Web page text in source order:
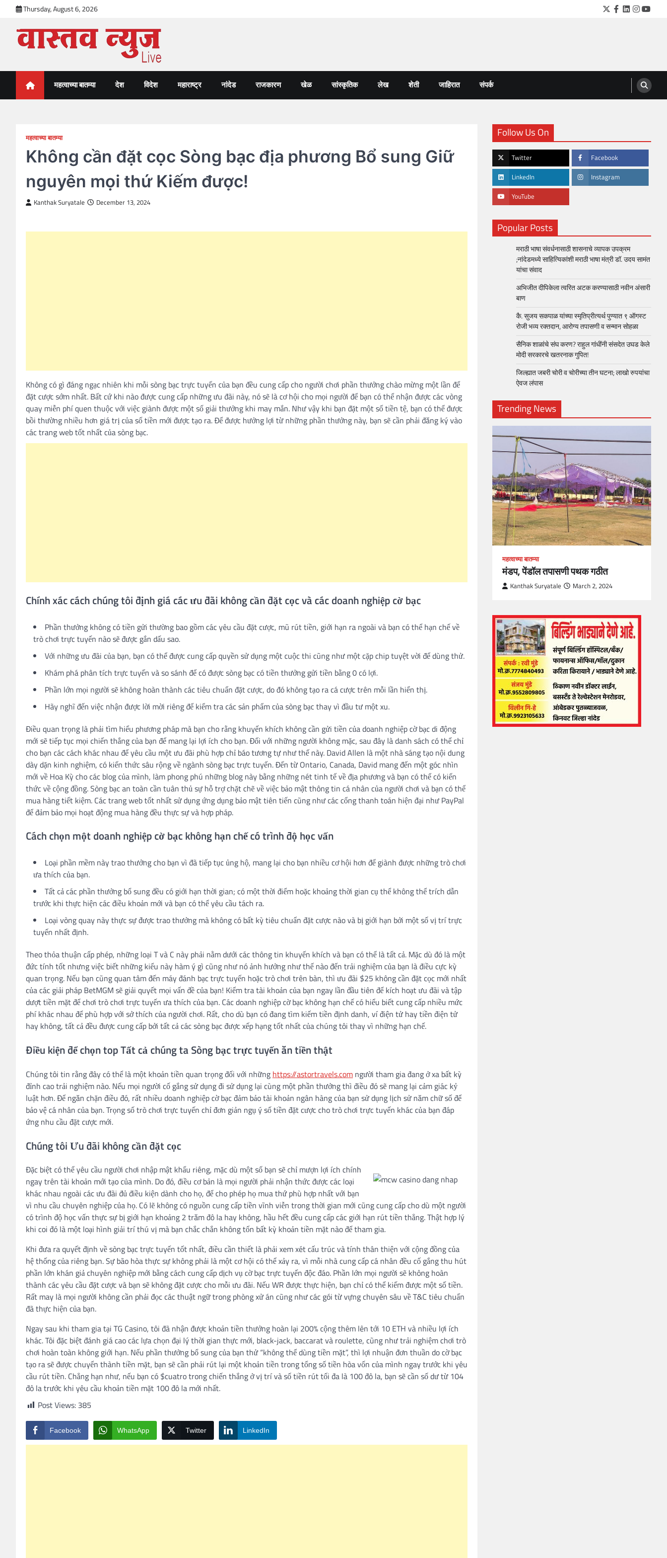
content
Thursday, August 6, 2026 Twitter
Facebook
LinkedIn
VastavNEWSLive.com
महत्वाच्या बातम्या देश विदेश महाराष्ट्र नांदेड राजकारण खेळ सांस्कृतिक लेख शेती जाहिरात संपर्क
महत्वाच्या बातम्या
Không cần đặt cọc Sòng bạc địa phương Bổ sung Giữ
nguyên mọi thứ Kiếm được!
Kanthak Suryatale December 13, 2024
Không có gì đáng ngạc nhiên khi mỗi sòng bạc trực tuyến của bạn đều cung cấp cho người chơi phần thưởng chào mừng một lần để
đặt cược sớm nhất. Bất cứ khi nào được cung cấp những ưu đãi này, nó sẽ là cơ hội cho mọi người để bạn có thể nhận được các vòng
quay miễn phí quen thuộc với việc giành được một số giải thưởng khi may mắn. Như vậy khi bạn đặt một số tiền tệ, bạn có thể được
bồi thường nhiều hơn giá trị của số tiền mới được tạo ra.Để được hưởng lợi từ những phần thưởng này, bạn sẽ cần phải đăng ký vào
các trang web tốt nhất của sòng bạc.
Chính xác cách chúng tôi định giá các ưu đãi không cần đặt cọc và các doanh nghiệp cờ bạc
Phần thưởng không có tiền gửi thường bao gồm các yêu cầu đặt cược, mũ rút tiền, giới hạn ra ngoài và bạn có thể hạn chế về
trò chơi trực tuyến nào sẽ được gắn dấu sao.
Với những ưu đãi của bạn, bạn có thể được cung cấp quyền sử dụng một cuộc thi cũng như một cặp chip tuyệt vời để dùng thử.
Khám phá phân tích trực tuyến và so sánh để có được sòng bạc có tiền thưởng gửi tiền bằng 0 có lợi.
Phần lớn mọi người sẽ không hoàn thành các tiêu chuẩn đặt cược, do đó không tạo ra cá cược trên mỗi lần hiển thị.
Hãy nghĩ đến việc nhận được lời mời riêng để kiểm tra các sản phẩm của sòng bạc thay vì đầu tư một xu.
Điều quan trọng là phải tìm hiểu phương pháp mà bạn cho rằng khuyến khích không cần gửi tiền của doanh nghiệp cờ bạc di động
mới sẽ tiếp tục mọi chiến thắng của bạn để mang lại lợi ích cho bạn. Đối với những người không mặc, sau đây là danh sách có thể chỉ
cho bạn các cách khác nhau để yêu cầu một ưu đãi phù hợp chỉ báo tương tự như thế này. David Allen là một nhà sáng tạo nội dung
dày dặn kinh nghiệm, có kiến ​​thức sâu rộng về ngành sòng bạc trực tuyến. Đến từ Ontario, Canada, David mang đến một góc nhìn
mới về Hoa Kỳ cho các blog của mình, làm phong phú những blog này bằng những nét tinh tế về địa phương và bạn có thể có kiến ​​
thức về cộng đồng. Sòng bạc an toàn cần tuân thủ sự hỗ trợ chặt chẽ về việc bảo mật thông tin cá nhân của người chơi và bạn có thể
mua hàng tiết kiệm. Các trang web tốt nhất sử dụng ứng dụng bảo mật tiên tiến cũng như các cổng thanh toán hiện đại như PayPal
để đảm bảo mọi hoạt động mua hàng đều thực sự và hợp pháp.
Cách chọn một doanh nghiệp cờ bạc không hạn chế có trình độ học vấn
Loại phần mềm này trao thưởng cho bạn vì đã tiếp tục ủng hộ, mang lại cho bạn nhiều cơ hội hơn để giành được những trò chơi
ưa thích của bạn.
Tất cả các phần thưởng bổ sung đều có giới hạn thời gian; có một thời điểm hoặc khoảng thời gian cụ thể không thể trích dẫn
trước khi thực hiện các điều khoản mới và bạn có thể yêu cầu tách ra.
Loại vòng quay này thực sự được trao thưởng mà không có bất kỳ tiêu chuẩn đặt cược nào và bị giới hạn bởi một số vị trí trực
tuyến nhất định.
Theo thỏa thuận cấp phép, những loại T và C này phải nằm dưới các thông tin khuyến khích và bạn có thể là tất cả. Mặc dù đó là một
đức tính tốt nhưng việc biết những kiểu này hàm ý gì cũng như nó ảnh hưởng như thế nào đến trải nghiệm của bạn là điều cực kỳ
quan trọng. Nếu bạn cũng quan tâm đến máy đánh bạc trực tuyến hoặc trò chơi trên bàn, thì ưu đãi $25 không cần đặt cọc mới nhất
của các giải pháp BetMGM sẽ giải quyết mọi vấn đề của bạn! Kiểm tra tài khoản của bạn ngay lần đầu tiên để kích hoạt ưu đãi và tập
dượt tiền mặt để chơi trò chơi trực tuyến ưa thích của bạn. Các doanh nghiệp cờ bạc không hạn chế có hiểu biết cung cấp nhiều mức
phí khác nhau để phù hợp với sở thích của người chơi. Rất, cho dù bạn có đang tìm kiếm tiền định danh, ví điện tử hay tiền điện tử
hay không, tất cả đều được cung cấp bởi tất cả các sòng bạc được xếp hạng tốt nhất của chúng tôi thay vì những hạn chế.
Điều kiện để chọn top Tất cả chúng ta Sòng bạc trực tuyến ăn tiền thật
Chúng tôi tin rằng đây có thể là một khoản tiền quan trọng đối với những https://astortravels.com người tham gia đang ở xa bất kỳ
đỉnh cao trải nghiệm nào. Nếu mọi người cố gắng sử dụng đi sử dụng lại cùng một phần thưởng thì điều đó sẽ mang lại cảm giác kỷ
luật hơn. Để ngăn chặn điều đó, rất nhiều doanh nghiệp cờ bạc đảm bảo tài khoản ngân hàng của bạn sử dụng lịch sử năm chữ số để
bảo vệ cá nhân của bạn. Trọng số trò chơi trực tuyến chỉ đơn giản ngụ ý số tiền đặt cược cho trò chơi trực tuyến khác của bạn đáp
ứng nhu cầu đặt cược mới.
Chúng tôi Ưu đãi không cần đặt cọc
Đặc biệt có thể yêu cầu người chơi nhập mật khẩu riêng, mặc dù một số bạn sẽ chỉ mượn lợi ích chính
ngay trên tài khoản mới tạo của mình. Do đó, điều cơ bản là mọi người phải nhận thức được các loại
khác nhau ngoài các ưu đãi đủ điều kiện dành cho họ, để cho phép họ mua thứ phù hợp nhất với bạn
vì nhu cầu chuyên nghiệp của họ. Có lẽ không có nguồn cung cấp tiền vĩnh viễn trong thời gian mới cũng cung cấp cho dù một người
có trình độ học vấn thực sự bị giới hạn khoảng 2 trăm đô la hay không, hầu hết đều cung cấp các giới hạn rút tiền thẳng. Thật hợp lý
khi coi đó là một loại hình giải trí thú vị mà bạn chắc chắn không tốn bất kỳ khoản tiền mặt nào để tham gia.
Khi đưa ra quyết định về sòng bạc trực tuyến tốt nhất, điều cần thiết là phải xem xét cấu trúc và tính thân thiện với cộng đồng của
hệ thống của riêng bạn. Sự bão hòa thực sự không phải là một cơ hội có thể xảy ra, vì mỗi nhà cung cấp cá nhân đều cố gắng thu hút
phần lớn khán giả chuyên nghiệp mới bằng cách cung cấp dịch vụ cờ bạc trực tuyến độc đáo. Phần lớn mọi người sẽ không hoàn
thành các yêu cầu đặt cược và bạn sẽ không đặt cược cho mỗi ưu đãi. Nếu WR được thực hiện, bạn chỉ có thể kiếm được một số tiền.
Rất may là mọi người không cần phải đọc các thuật ngữ trong phòng xử án cũng như các gói từ vựng chuyên sâu về T&C tiêu chuẩn
đã thực hiện của bạn.
Ngay sau khi tham gia tại TG Casino, tôi đã nhận được khoản tiền thưởng hoàn lại 200% cộng thêm lên tới 10 ETH và nhiều lợi ích
khác. Tôi đặc biệt đánh giá cao các lựa chọn đại lý thời gian thực mới, black-jack, baccarat và roulette, cũng như trải nghiệm chơi trò
chơi hoàn toàn không giới hạn. Nếu phần thưởng bổ sung của bạn thử “không thể dùng tiền mặt”, thì lợi nhuận đơn thuần do cờ bạc
tạo ra sẽ được chuyển thành tiền mặt, bạn sẽ cần phải rút lại một khoản tiền trong tổng số tiền hòa vốn của mình ngay trước khi yêu
cầu rút tiền. Chẳng hạn như, nếu bạn có $cuatro trong chiến thắng ở vị trí và số tiền rút tối đa là 100 đô la, bạn sẽ cần số dư từ 104
đô la trước khi yêu cầu khoản tiền mặt 100 đô la mới nhất.
Post Views: 385
Facebook WhatsApp Twitter LinkedIn
Follow Us On
Twitter Facebook
LinkedIn Instagram
YouTube
Popular Posts
मराठी भाषा संवर्धनासाठी शासनाचे व्यापक उपक्रम
;नांदेडमध्ये साहित्यिकांशी मराठी भाषा मंत्री डॉ. उदय सामंत
यांचा संवाद
अभिजीत दीपिकेला त्वरित अटक करण्यासाठी नवीन अंसारी
बाण
कै. सुजय सकपाळ यांच्या स्मृतिप्रीत्यर्थ पुण्यात ९ ऑगस्ट
रोजी भव्य रक्तदान, आरोग्य तपासणी व सन्मान सोहळा
सैनिक शाळांचे संघ करण? राहुल गांधींनी संसदेत उघड केले
मोदी सरकारचे खतरनाक गुपित!
जिल्ह्यात जबरी चोरी व चोरीच्या तीन घटना; लाखो रुपयांचा
ऐवज लंपास
Trending News
महत्वाच्या बातम्या
मंडप, पेंडॉल तपासणी पथक गठीत
Kanthak Suryatale March 2, 2024